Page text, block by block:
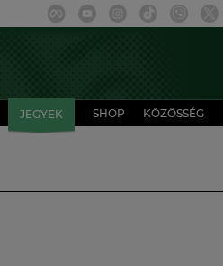
JEGYEK SHOP KÖZÖSSÉG